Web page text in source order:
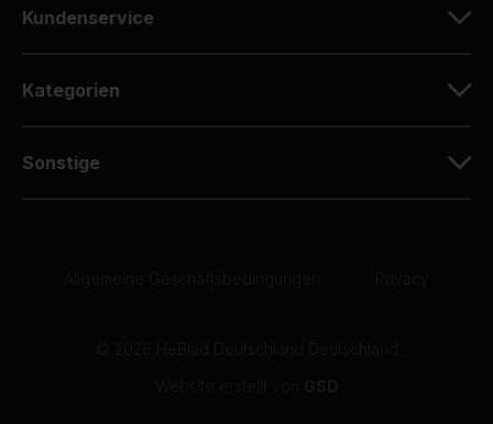
Kundenservice
Kategorien
Sonstige